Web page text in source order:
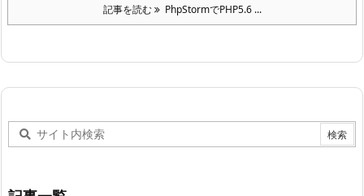
記事を読む PhpStormでPHP5.6 ...